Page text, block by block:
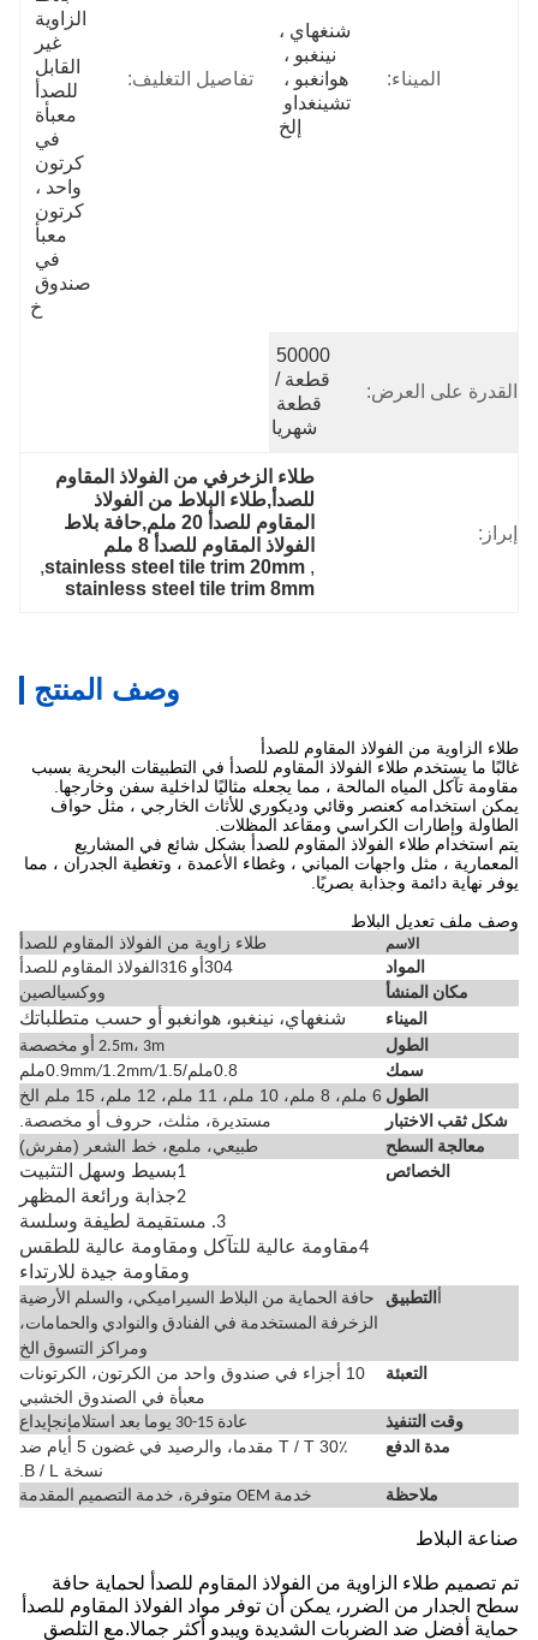
الميناء:
شنغهاي ،
نينغبو ،
هوانغبو ،
تشينغداو
إلخ
تفاصيل التغليف:
الزاوية
غير
للصدأ
معبأة
كرتون
واحد ،
كرتون
معبأ
صندوق
خ
القدرة على العرض:
50000
قطعة /
قطعة
شهريا
إبراز:
طلاء الزخرفي من الفولاذ المقاوم
للصدأ,طلاء البلاط من الفولاذ
المقاوم للصدأ 20 ملم,حافة بلاط
الفولاذ المقاوم للصدأ 8 ملم
,
stainless steel tile trim 20mm
,
stainless steel tile trim 8mm
وصف المنتج
طلاء الزاوية من الفولاذ المقاوم للصدأ
غالبًا ما يستخدم طلاء الفولاذ المقاوم للصدأ في التطبيقات البحرية بسبب
مقاومة تآكل المياه المالحة ، مما يجعله مثاليًا لداخلية سفن وخارجها.
يمكن استخدامه كعنصر وقائي وديكوري للأثاث الخارجي ، مثل حواف
الطاولة وإطارات الكراسي ومقاعد المظلات.
يتم استخدام طلاء الفولاذ المقاوم للصدأ بشكل شائع في المشاريع
المعمارية ، مثل واجهات المباني ، وغطاء الأعمدة ، وتغطية الجدران ، مما
يوفر نهاية دائمة وجذابة بصريًا.
وصف ملف تعديل البلاط
الاسم طلاء زاوية من الفولاذ المقاوم للصدأ
المواد 304أو 316 الفولاذ المقاوم للصدأ
مكان المنشأ
ووكسيالصين
الميناء
شنغهاي، نينغبو، هوانغبو أو حسب متطلباتك
الطول
2.5m، 3m أو مخصصة
سمك
0.8ملم/0.9 mm/ 1.2mm/ 1.5
ملم
الطول 6 ملم، 8 ملم، 10 ملم، 11 ملم، 12 ملم، 15 ملم الخ
شكل ثقب الاختبار مستديرة، مثلث، حروف أو مخصصة.
معالجة السطح طبيعي، ملمع، خط الشعر (مفرش)
الخصائص
1بسيط وسهل التثبيت
2جذابة ورائعة المظهر
3. مستقيمة لطيفة وسلسة
4مقاومة عالية للتآكل ومقاومة عالية للطقس
ومقاومة جيدة للارتداء
التطبيق
حافة الحماية من البلاط السيراميكي، والسلم الأرضية
الزخرفة المستخدمة في الفنادق والنوادي والحمامات،
ومراكز التسوق الخ
التعبئة
10 أجزاء في صندوق واحد من الكرتون، الكرتونات
معبأة في الصندوق الخشبي
وقت التنفيذ عادة 15-30 يوما بعد استلام إنجإيداع
مدة الدفع
30٪ T / T مقدما، والرصيد في غضون 5 أيام ضد
نسخة B / L.
ملاحظة خدمة OEM متوفرة، خدمة التصميم المقدمة
صناعة البلاط
تم تصميم طلاء الزاوية من الفولاذ المقاوم للصدأ لحماية حافة
سطح الجدار من الضرر، يمكن أن توفر مواد الفولاذ المقاوم للصدأ
حماية أفضل ضد الضربات الشديدة ويبدو أكثر جمالا.مع التلصق